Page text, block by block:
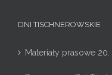
DNI TISCHNEROWSKIE
Materiały prasowe